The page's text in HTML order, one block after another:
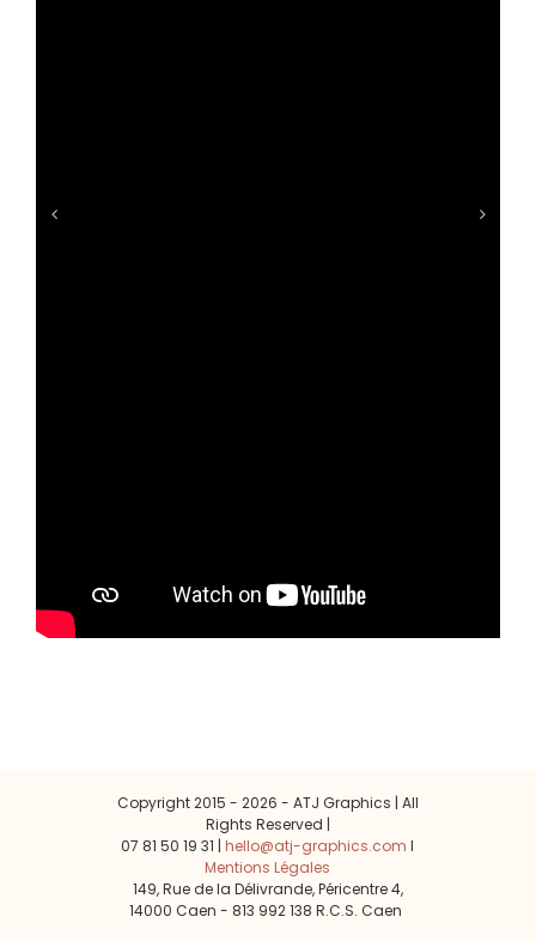
Copyright 2015 - 2026 - ATJ Graphics | All
Rights Reserved |
07 81 50 19 31 |hello@atj-graphics.com l
Mentions Légales
149, Rue de la Délivrande, Péricentre 4,
14000 Caen - 813 992 138 R.C.S. Caen